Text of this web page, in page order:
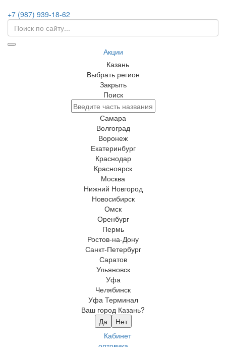
+7 (987) 939-18-62
Акции
Казань
Выбрать регион
Закрыть
Поиск
Самара
Волгоград
Воронеж
Екатеринбург
Краснодар
Красноярск
Москва
Нижний Новгород
Новосибирск
Омск
Оренбург
Пермь
Ростов-на-Дону
Санкт-Петербург
Саратов
Ульяновск
Уфа
Челябинск
Уфа Терминал
Ваш город Казань?
Да
Нет
Кабинет